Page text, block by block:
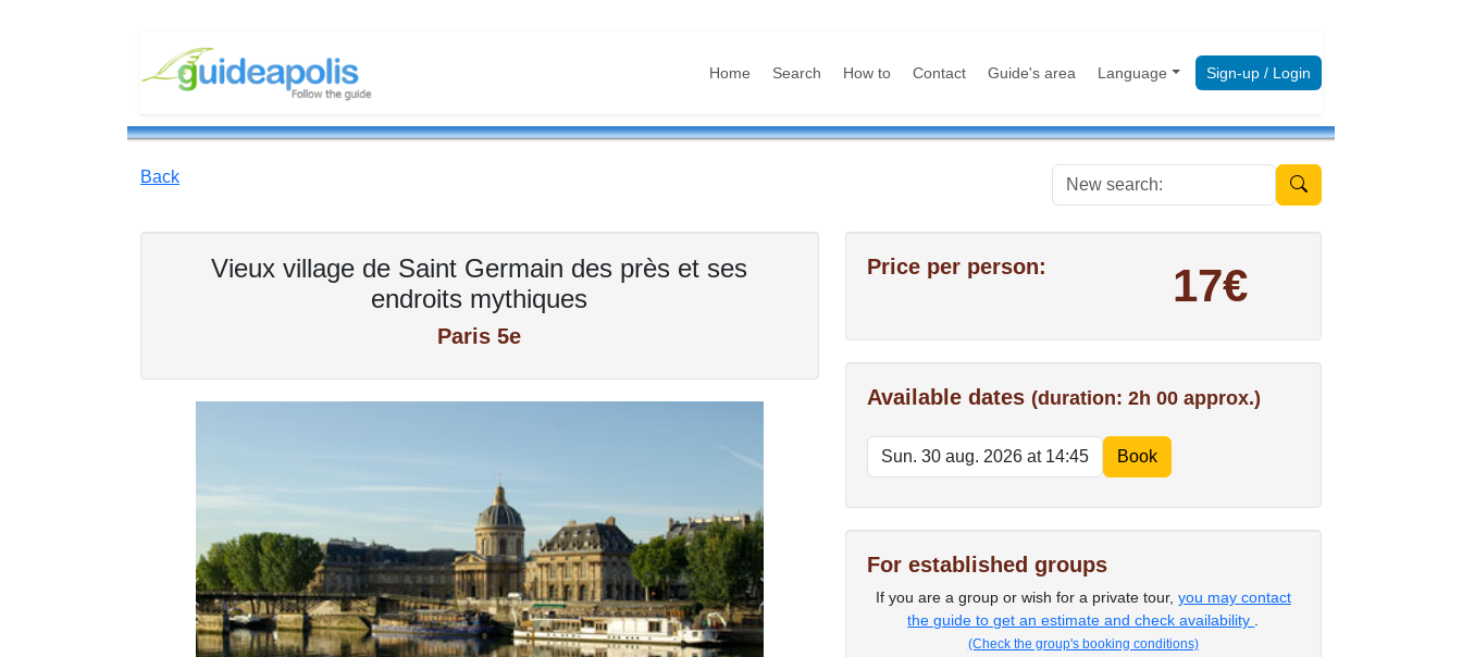
Home Search How to Contact Guide's area Language Sign-up / Login
Back New search:
Vieux village de Saint Germain des près et ses
endroits mythiques
Paris 5e
Previous
Price per person: 17€
Available dates (duration: 2h 00 approx.)
For established groups
If you are a group or wish for a private tour, you may contact
the guide to get an estimate and check availability
(Check the group's booking conditions)